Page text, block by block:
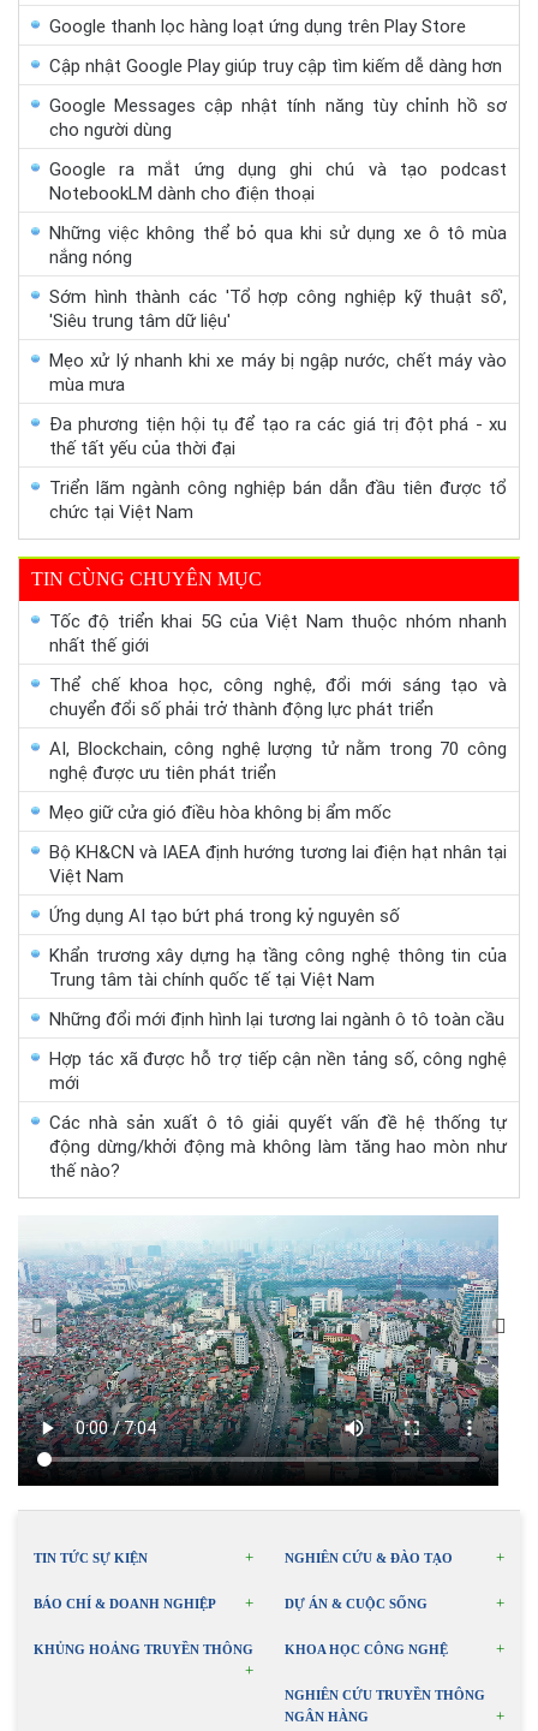
Google thanh lọc hàng loạt ứng dụng trên Play Store
Cập nhật Google Play giúp truy cập tìm kiếm dễ dàng hơn
Google Messages cập nhật tính năng tùy chỉnh hồ sơ
cho người dùng
Google ra mắt ứng dụng ghi chú và tạo podcast
NotebookLM dành cho điện thoại
Những việc không thể bỏ qua khi sử dụng xe ô tô mùa
nắng nóng
Sớm hình thành các 'Tổ hợp công nghiệp kỹ thuật số',
'Siêu trung tâm dữ liệu'
Mẹo xử lý nhanh khi xe máy bị ngập nước, chết máy vào
mùa mưa
Đa phương tiện hội tụ để tạo ra các giá trị đột phá - xu
thế tất yếu của thời đại
Triển lãm ngành công nghiệp bán dẫn đầu tiên được tổ
chức tại Việt Nam
TIN CÙNG CHUYÊN MỤC
Tốc độ triển khai 5G của Việt Nam thuộc nhóm nhanh
nhất thế giới
Thể chế khoa học, công nghệ, đổi mới sáng tạo và
chuyển đổi số phải trở thành động lực phát triển
AI, Blockchain, công nghệ lượng tử nằm trong 70 công
nghệ được ưu tiên phát triển
Mẹo giữ cửa gió điều hòa không bị ẩm mốc
Bộ KH&CN và IAEA định hướng tương lai điện hạt nhân tại
Việt Nam
Ứng dụng AI tạo bứt phá trong kỷ nguyên số
Khẩn trương xây dựng hạ tầng công nghệ thông tin của
Trung tâm tài chính quốc tế tại Việt Nam
Những đổi mới định hình lại tương lai ngành ô tô toàn cầu
Hợp tác xã được hỗ trợ tiếp cận nền tảng số, công nghệ
mới
Các nhà sản xuất ô tô giải quyết vấn đề hệ thống tự
động dừng/khởi động mà không làm tăng hao mòn như
thế nào?
TIN TỨC SỰ KIỆN NGHIÊN CỨU & ĐÀO TẠO
BÁO CHÍ & DOANH NGHIỆP DỰ ÁN & CUỘC SỐNG
KHỦNG HOẢNG TRUYỀN THÔNG KHOA HỌC CÔNG NGHỆ
NGHIÊN CỨU TRUYỀN THÔNG
NGÂN HÀNG